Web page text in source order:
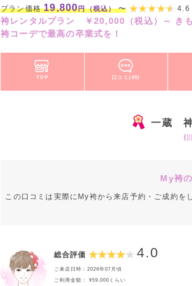
プラン価格19,800円（税込）〜 4.6
袴レンタルプラン ￥20,000（税込）～ き
袴コーデで最高の卒業式を！
TOP 口コミ(45)
一蔵 神
My袴
この口コミは実際にMy袴から来店予約・ご成約を
総合評価 4.0
ご来店日時：2026年07月頃
ご利用金額： ¥59,000くらい